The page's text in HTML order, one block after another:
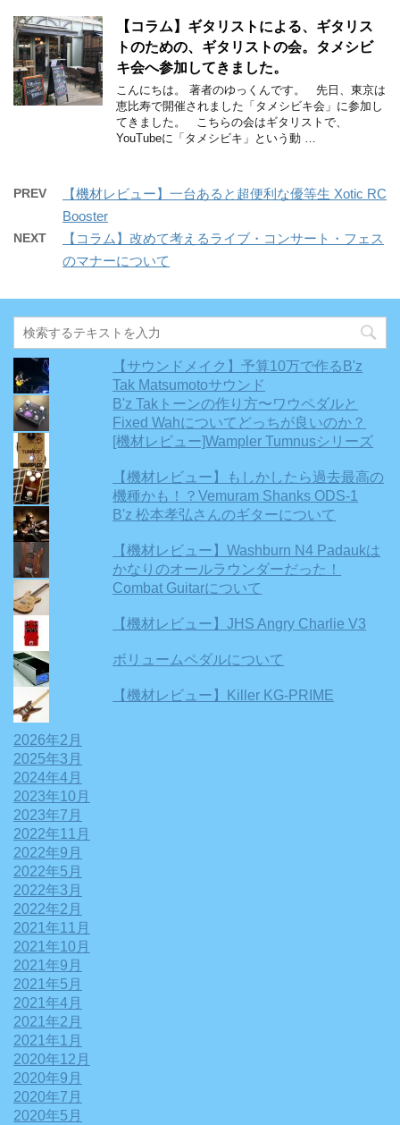
【コラム】ギタリストによる、ギタリス
トのための、ギタリストの会。タメシビ
キ会へ参加してきました。
こんにちは。 著者のゆっくんです。 先日、東京は
恵比寿で開催されました「タメシビキ会」に参加し
てきました。 こちらの会はギタリストで、
YouTubeに「タメシビキ」という動 …
PREV
【機材レビュー】一台あると超便利な優等生 Xotic RC
Booster
NEXT
【コラム】改めて考えるライブ・コンサート・フェス
のマナーについて
【サウンドメイク】予算10万で作るB'z
Tak Matsumotoサウンド
B'z Takトーンの作り方〜ワウペダルと
Fixed Wahについてどっちが良いのか？
[機材レビュー]Wampler Tumnusシリーズ
【機材レビュー】もしかしたら過去最高の
機種かも！？Vemuram Shanks ODS-1
B'z 松本孝弘さんのギターについて
【機材レビュー】Washburn N4 Padaukは
かなりのオールラウンダーだった！
Combat Guitarについて
【機材レビュー】JHS Angry Charlie V3
ボリュームペダルについて
【機材レビュー】Killer KG-PRIME
2026年2月
2025年3月
2024年4月
2023年10月
2023年7月
2022年11月
2022年9月
2022年5月
2022年3月
2022年2月
2021年11月
2021年10月
2021年9月
2021年5月
2021年4月
2021年2月
2021年1月
2020年12月
2020年9月
2020年7月
2020年5月